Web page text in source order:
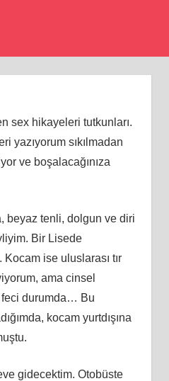
sex hikayeleri tutkunları.
yazıyorum sıkılmadan
ve boşalacağınıza
beyaz tenli, dolgun ve diri
Bir Lisede
ise uluslarası tır
ama cinsel
feci durumda… Bu
kocam yurtdışına
gidecektim. Otobüste